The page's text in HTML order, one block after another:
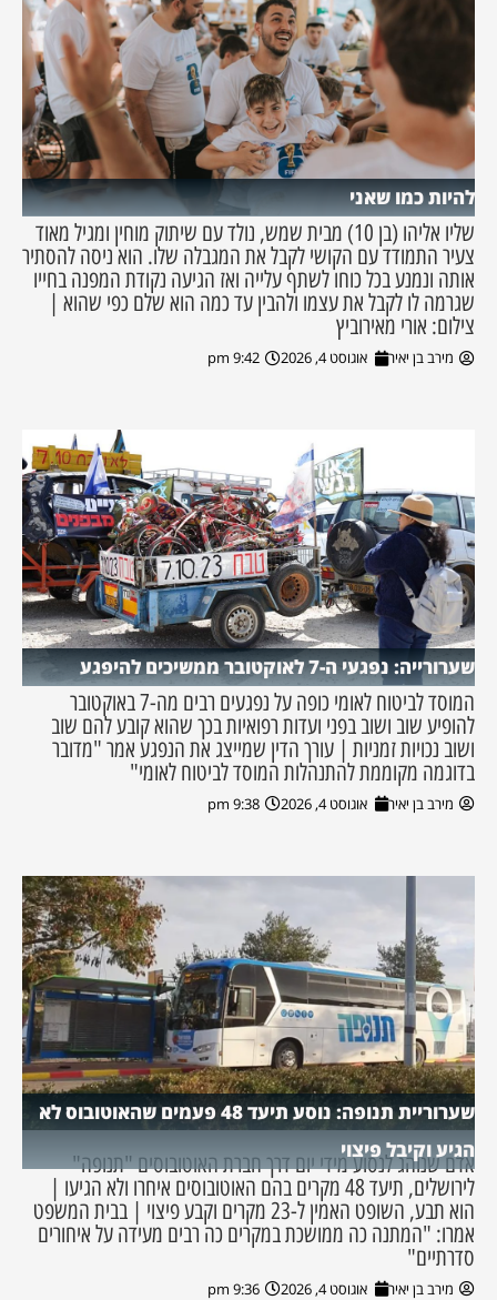
להיות כמו שאני
שליו אליהו (בן 10) מבית שמש, נולד עם שיתוק מוחין ומגיל מאוד
צעיר התמודד עם הקושי לקבל את המגבלה שלו. הוא ניסה להסתיר
אותה ונמנע בכל כוחו לשתף עלייה ואז הגיעה נקודת המפנה בחייו
שגרמה לו לקבל את עצמו ולהבין עד כמה הוא שלם כפי שהוא |
צילום: אורי מאירוביץ
מירב בן יאיר אוגוסט 4, 2026 9:42 pm
שערורייה: נפגעי ה-7 לאוקטובר ממשיכים להיפגע
המוסד לביטוח לאומי כופה על נפגעים רבים מה-7 באוקטובר
להופיע שוב ושוב בפני ועדות רפואיות בכך שהוא קובע להם שוב
ושוב נכויות זמניות | עורך הדין שמייצג את הנפגע אמר "מדובר
בדוגמה מקוממת להתנהלות המוסד לביטוח לאומי"
מירב בן יאיר אוגוסט 4, 2026 9:38 pm
שערוריית תנופה: נוסע תיעד 48 פעמים שהאוטובוס לא
הגיע וקיבל פיצוי
אדם שנוהג לנסוע מידי יום דרך חברת האוטובוסים "תנופה"
לירושלים, תיעד 48 מקרים בהם האוטובוסים איחרו ולא הגיעו |
הוא תבע, השופט האמין ל-23 מקרים וקבע פיצוי | בבית המשפט
אמרו: "המתנה כה ממושכת במקרים כה רבים מעידה על איחורים
סדרתיים"
מירב בן יאיר אוגוסט 4, 2026 9:36 pm